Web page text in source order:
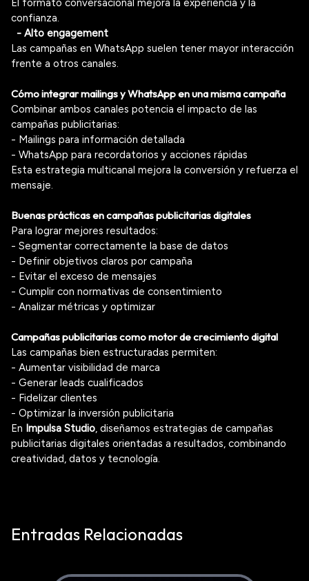
El formato conversacional mejora la experiencia y la
confianza.
- Alto engagement
Las campañas en WhatsApp suelen tener mayor interacción
frente a otros canales.
Cómo integrar mailings y WhatsApp en una misma campaña
Combinar ambos canales potencia el impacto de las
campañas publicitarias:
- Mailings para información detallada
- WhatsApp para recordatorios y acciones rápidas
Esta estrategia multicanal mejora la conversión y refuerza el
mensaje.
Buenas prácticas en campañas publicitarias digitales
Para lograr mejores resultados:
- Segmentar correctamente la base de datos
- Definir objetivos claros por campaña
- Evitar el exceso de mensajes
- Cumplir con normativas de consentimiento
- Analizar métricas y optimizar
Campañas publicitarias como motor de crecimiento digital
Las campañas bien estructuradas permiten:
- Aumentar visibilidad de marca
- Generar leads cualificados
- Fidelizar clientes
- Optimizar la inversión publicitaria
En Impulsa Studio, diseñamos estrategias de campañas
publicitarias digitales orientadas a resultados, combinando
creatividad, datos y tecnología.
Entradas Relacionadas